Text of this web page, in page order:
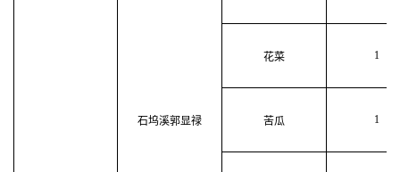
石坞溪郭显禄
花菜 1
苦瓜 1